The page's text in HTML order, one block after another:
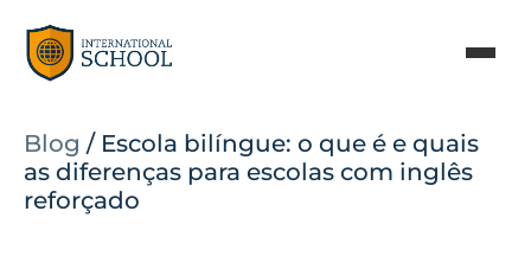
Blog / Escola bilíngue: o que é e quais
as diferenças para escolas com inglês
reforçado